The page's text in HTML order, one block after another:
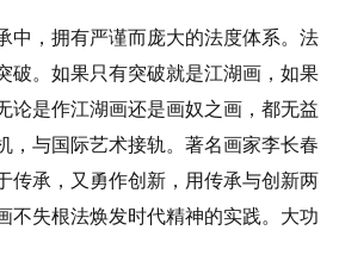
中，拥有严谨而庞大的法度体系。法
破。如果只有突破就是江湖画，如果
论是作江湖画还是画奴之画，都无益
，与国际艺术接轨。著名画家李长春
传承，又勇作创新，用传承与创新两
不失根法焕发时代精神的实践。大功